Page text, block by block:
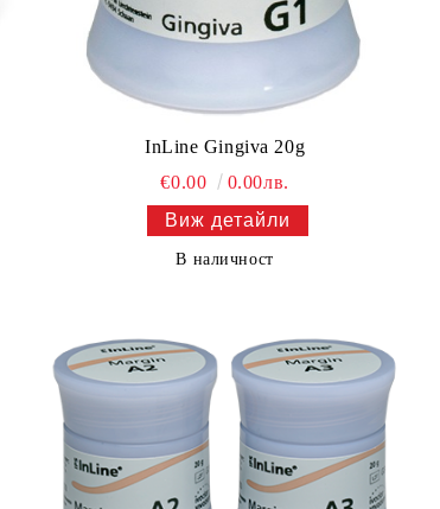
InLine Gingiva 20g
€0.00
0.00лв.
Виж детайли
В наличност